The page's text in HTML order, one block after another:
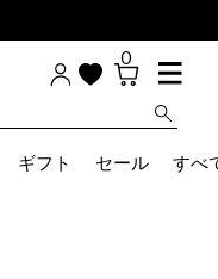
0
ギフト セール すべ